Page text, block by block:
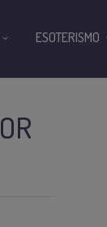
ESOTERISMO